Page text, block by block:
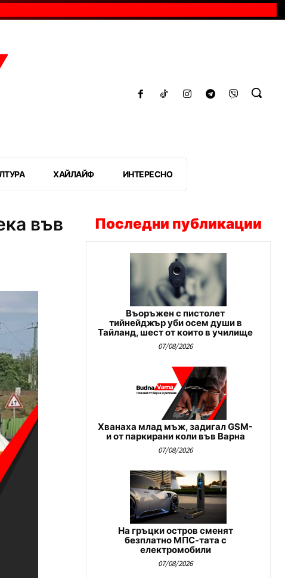
ХАЙЛАЙФ ИНТЕРЕСНО
във
Последни публикации
Въоръжен с пистолет
тийнейджър уби осем души в
Тайланд, шест от които в училище
07/08/2026
Хванаха млад мъж, задигал GSM-
и от паркирани коли във Варна
07/08/2026
На гръцки остров сменят
безплатно МПС-тата с
електромобили
07/08/2026